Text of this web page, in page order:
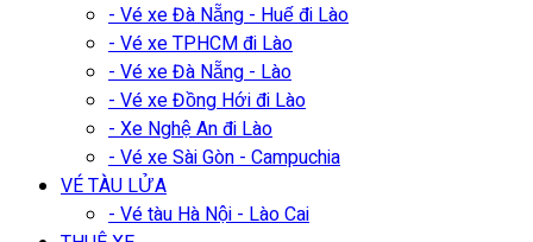
- Vé xe Đà Nẵng - Huế đi Lào
- Vé xe TPHCM đi Lào
- Vé xe Đà Nẵng - Lào
- Vé xe Đồng Hới đi Lào
- Xe Nghệ An đi Lào
- Vé xe Sài Gòn - Campuchia
VÉ TÀU LỬA
- Vé tàu Hà Nội - Lào Cai